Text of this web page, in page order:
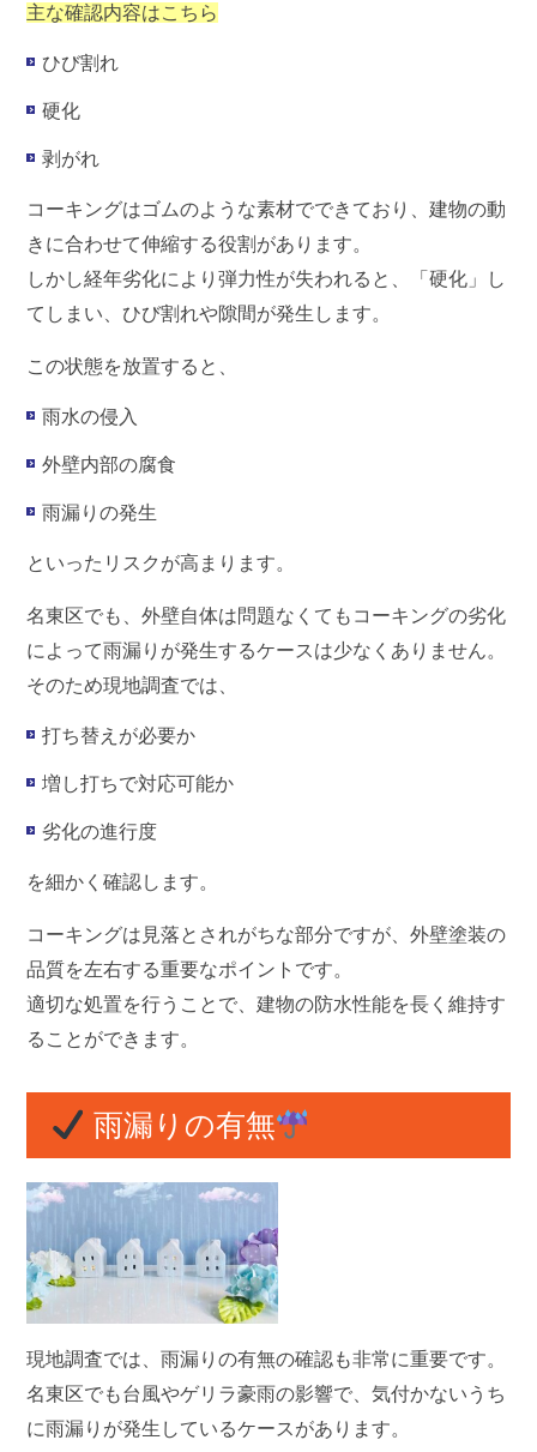
主な確認内容はこちら
ひび割れ
硬化
剥がれ
コーキングはゴムのような素材でできており、建物の動
きに合わせて伸縮する役割があります。
しかし経年劣化により弾力性が失われると、「硬化」し
てしまい、ひび割れや隙間が発生します。
この状態を放置すると、
雨水の侵入
外壁内部の腐食
雨漏りの発生
といったリスクが高まります。
名東区でも、外壁自体は問題なくてもコーキングの劣化
によって雨漏りが発生するケースは少なくありません。
そのため現地調査では、
打ち替えが必要か
増し打ちで対応可能か
劣化の進行度
を細かく確認します。
コーキングは見落とされがちな部分ですが、外壁塗装の
品質を左右する重要なポイントです。
適切な処置を行うことで、建物の防水性能を長く維持す
ることができます。
雨漏りの有無
現地調査では、雨漏りの有無の確認も非常に重要です。
名東区でも台風やゲリラ豪雨の影響で、気付かないうち
に雨漏りが発生しているケースがあります。